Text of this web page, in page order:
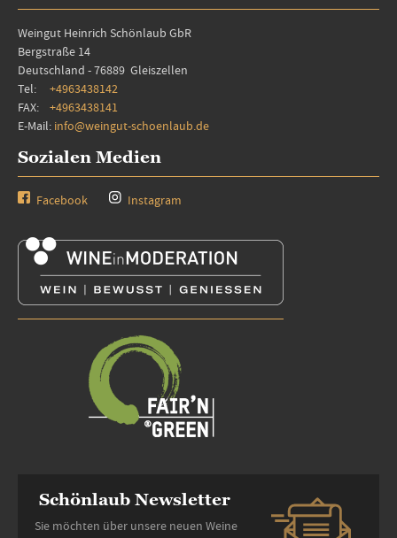
Weingut Heinrich Schönlaub GbR
Bergstraße 14
Deutschland - 76889 Gleiszellen
Tel: +4963438142
FAX: +4963438141
E-Mail: info@weingut-schoenlaub.de
Sozialen Medien
Facebook Instagram
Schönlaub Newsletter
Sie möchten über unsere neuen Weine